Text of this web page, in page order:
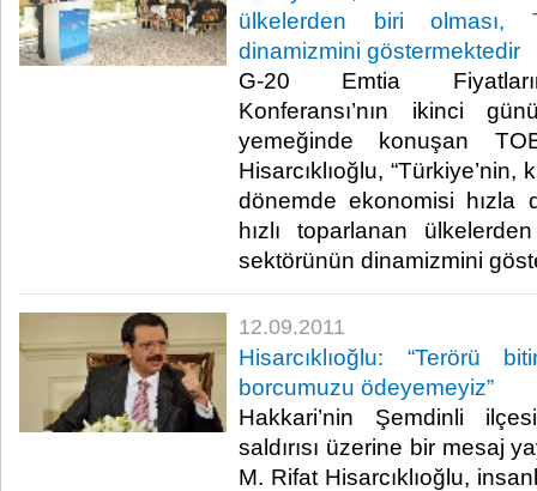
ülkelerden biri olması,
dinamizmini göstermektedir
G-20 Emtia
Konferansı’nın ikinci
yemeğinde konuşan
Hisarcıklıoğlu, “Türkiye’nin,
dönemde ekonomisi hızla
hızlı toparlanan
sektörünün dinamizmini
12.09.2011
Hisarcıklıoğlu: “Terörü
borcumuzu ödeyemeyiz”
Hakkari’nin Şemdinli
saldırısı üzerine bir mesaj
M. Rifat Hisarcıklıoğlu,